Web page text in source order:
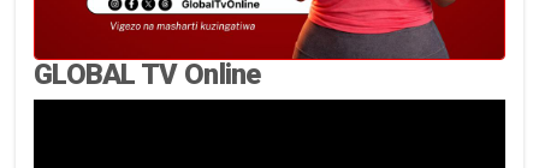
GLOBAL TV Online